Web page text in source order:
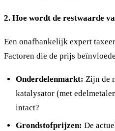
2. Hoe wordt de restwaarde
Een onafhankelijk expert
Factoren die de prijs
Onderdelenmarkt: Zijn de
katalysator (met
intact?
Grondstofprijzen: De